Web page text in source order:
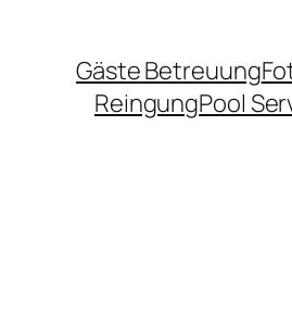
Gäste Betreuung
ReingungPool